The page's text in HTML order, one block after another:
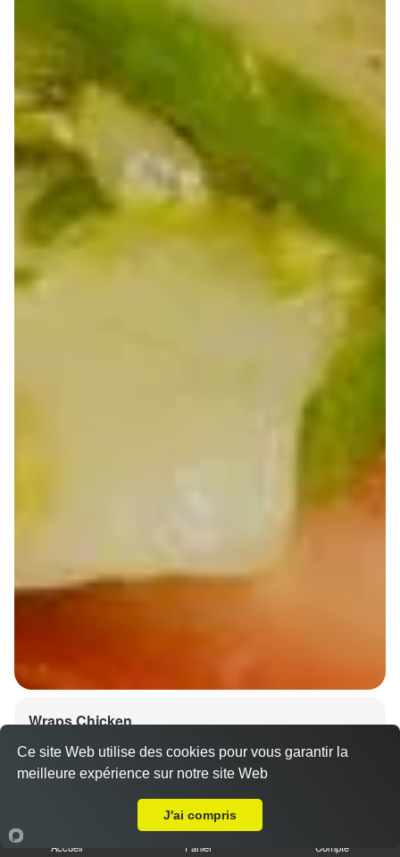
Wraps Chicken
8.50 €
Accueil Panier Compte
Ce site Web utilise des cookies pour vous garantir la
meilleure expérience sur notre site Web
J'ai compris